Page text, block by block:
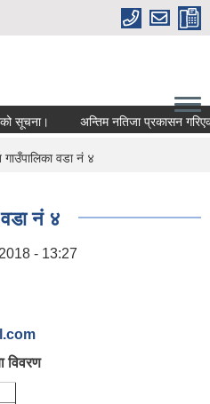
अन्तिम नतिजा प्रकासन गरिएकाे
वडा नं ४
नं ४
- 13:27
विवरण